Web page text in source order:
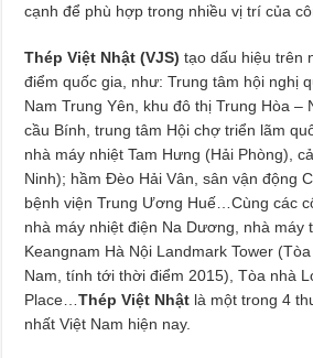
cạnh để phù hợp trong nhiều vị trí của
Thép Việt Nhật (VJS) tạo dấu hiệu trên
điểm quốc gia, như: Trung tâm hội nghị
Nam Trung Yên, khu đô thị Trung Hòa –
cầu Bính, trung tâm Hội chợ triển lãm
nhà máy nhiệt Tam Hưng (Hải Phòng),
Ninh); hầm Đèo Hải Vân, sân vận động
bệnh viện Trung Ương Huế…Cùng các
nhà máy nhiệt điện Na Dương, nhà máy
Keangnam Hà Nội Landmark Tower
Nam, tính tới thời điểm 2015), Tòa nhà
Place…Thép Việt Nhật là một trong 4
nhất Việt Nam hiện nay.